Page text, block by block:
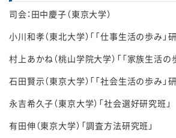
司会：田中慶子（東京大学）
小川和孝（東北大学）「「仕事生活の歩み」
村上あかね（桃山学院大学）「「家族生活の
石田賢示（東京大学）「「社会生活の歩み」
永吉希久子（東京大学）「社会選好研究班」
有田伸（東京大学）「調査方法研究班」